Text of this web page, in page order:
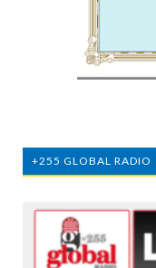
+255 GLOBAL RADIO